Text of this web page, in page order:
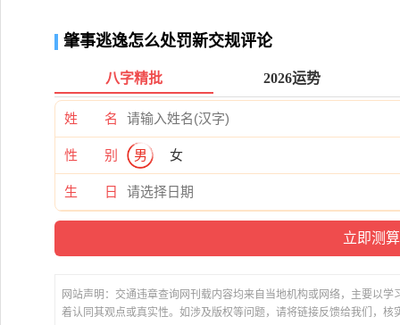
肇事逃逸怎么处罚新交规评论
八字精批 2026运势
姓 名
性 别 男 女
生 日
网站声明：交通违章查询网刊载内容均来自当地机构或网络，主要以
着认同其观点或真实性。如涉及版权等问题，请将链接反馈给我们，核